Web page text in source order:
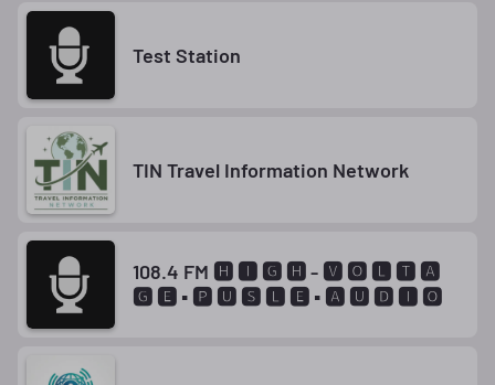
Test Station
TIN Travel Information Network
108.4 FM 🅷 🅸 🅶 🅷 - 🆅 🅾 🅻 🆃 🅰
🅶 🅴 ▪ 🅿 🆄 🆂 🅻 🅴 ▪ 🅰 🆄 🅳 🅸 🅾